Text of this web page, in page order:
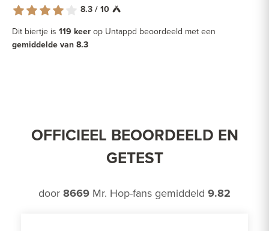
8.3 / 10
Dit biertje is 119 keer op Untappd beoordeeld met een
gemiddelde van 8.3
OFFICIEEL BEOORDEELD EN
GETEST
door 8669 Mr. Hop-fans gemiddeld 9.82